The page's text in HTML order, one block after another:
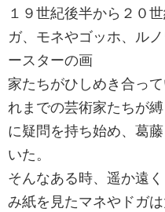
１９世紀後半から２０
ガ、モネやゴッホ、ル
ースターの画
家たちがひしめき合っ
れまでの芸術家たちが
に疑問を持ち始め、葛
いた。
そんなある時、遥か遠
み紙を見たマネやドガ